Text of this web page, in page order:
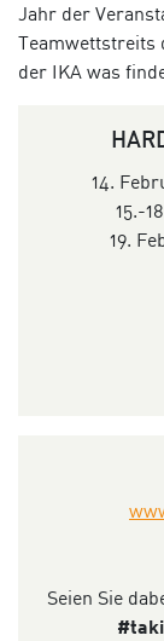
Jahr der
Teamwettstreits
der IKA was
14.
15.-
19.
Seien Sie